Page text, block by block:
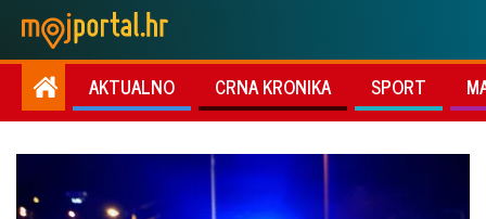
AKTUALNO CRNA KRONIKA SPORT